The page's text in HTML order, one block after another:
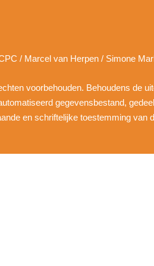
/ Marcel van Herpen / Simone
voorbehouden. Behoudens de
gegevensbestand,
en schriftelijke toestemming van